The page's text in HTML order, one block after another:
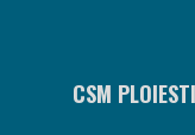
CSM